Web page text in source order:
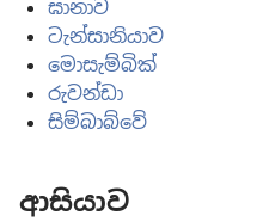
ඝානාව
ටැන්සානියාව
මොසැම්බික්
රුවන්ඩා
සිම්බාබ්වේ
ආසියාව